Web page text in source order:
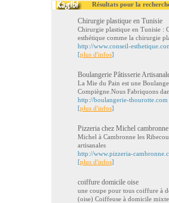
Résultats pour la recherche
Chirurgie plastique en Tunisie
Chirurgie plastique en Tunisie :
esthétique comme la chirurgie
http://www.conseil-
[plus d'infos]
Boulangerie Pâtisserie
La Mie du Pain est une
Compiègne.Nous Fabriquons
http://boulangerie-thourotte.com
[plus d'infos]
Pizzeria chez Michel
Michel à Cambronne les
artisanales
http://www.pizzeria-
[plus d'infos]
coiffure domicile oise
une coupe pour tous coiffure à
(oise) Coiffeuse à domicile mixte